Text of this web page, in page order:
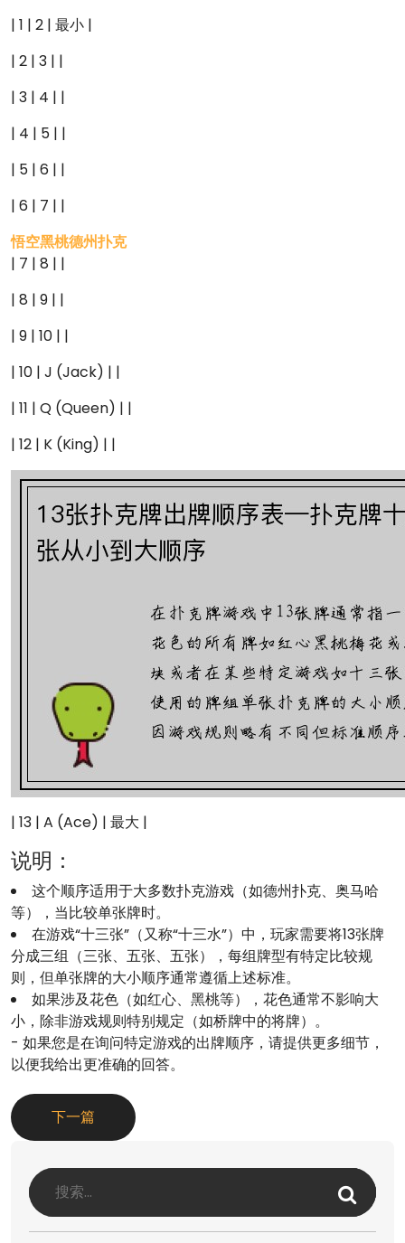
| 1 | 2 | 最小 |
| 2 | 3 | |
| 3 | 4 | |
| 4 | 5 | |
| 5 | 6 | |
| 6 | 7 | |
悟空黑桃德州扑克
| 7 | 8 | |
| 8 | 9 | |
| 9 | 10 | |
| 10 | J (Jack) | |
| 11 | Q (Queen) | |
| 12 | K (King) | |
| 13 | A (Ace) | 最大 |
说明：
这个顺序适用于大多数扑克游戏（如德州扑克、奥马哈
等），当比较单张牌时。
在游戏“十三张”（又称“十三水”）中，玩家需要将13张牌
分成三组（三张、五张、五张），每组牌型有特定比较规
则，但单张牌的大小顺序通常遵循上述标准。
如果涉及花色（如红心、黑桃等），花色通常不影响大
小，除非游戏规则特别规定（如桥牌中的将牌）。
- 如果您是在询问特定游戏的出牌顺序，请提供更多细节，
以便我给出更准确的回答。
下一篇